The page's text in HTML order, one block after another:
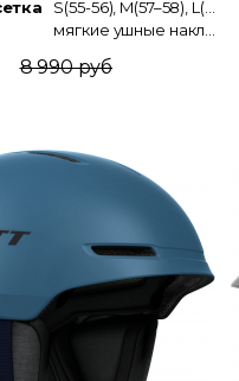
S(55-56), M(57–58), L(59–60), XL(61)
8 990 руб